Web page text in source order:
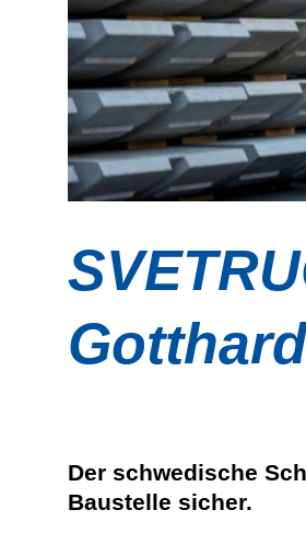
Der schwedische
Baustelle sicher.